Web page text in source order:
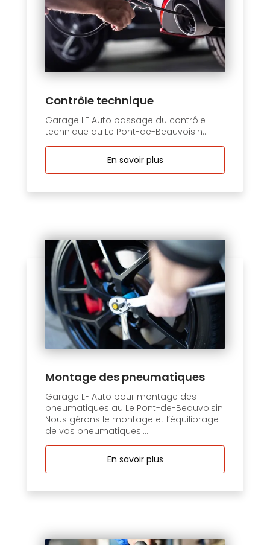
Contrôle technique
Garage LF Auto passage du contrôle
technique au Le Pont-de-Beauvoisin....
En savoir plus
Montage des pneumatiques
Garage LF Auto pour montage des
pneumatiques au Le Pont-de-Beauvoisin.
Nous gérons le montage et l’équilibrage
de vos pneumatiques....
En savoir plus